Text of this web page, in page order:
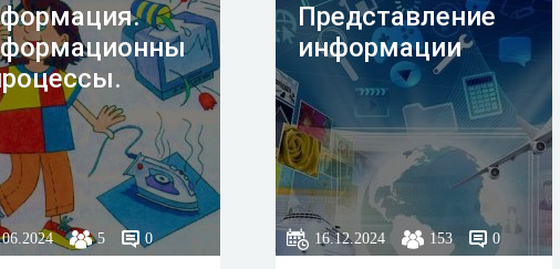
5 0
Представление
информации
16.12.2024 153 0